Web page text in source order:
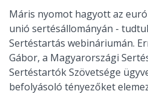
Máris nyomot hagyott az
unió sertésállományán -
Sertéstartás webináriumán.
Gábor, a Magyarországi
Sertéstartók Szövetsége
befolyásoló tényezőket